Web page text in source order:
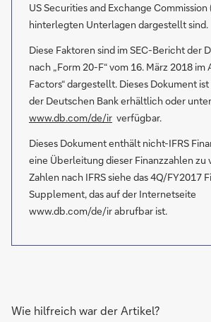
US Securities and Exchange Commission
hinterlegten Unterlagen dargestellt sind.
Diese Faktoren sind im SEC-Bericht der
nach „Form 20-F“ vom 16. März 2018 im
Factors“ dargestellt. Dieses Dokument
der Deutschen Bank erhältlich oder unter
www.db.com/de/ir verfügbar.
Dieses Dokument enthält nicht-IFRS
eine Überleitung dieser Finanzzahlen zu
Zahlen nach IFRS siehe das 4Q/FY2017
Supplement, das auf der Internetseite
www.db.com/de/ir abrufbar ist.
Wie hilfreich war der Artikel?